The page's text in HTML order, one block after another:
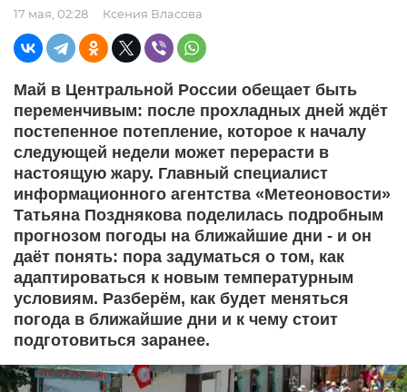
17 мая, 02:28 Ксения Власова
Май в Центральной России обещает быть
переменчивым: после прохладных дней ждёт
постепенное потепление, которое к началу
следующей недели может перерасти в
настоящую жару. Главный специалист
информационного агентства «Метеоновости»
Татьяна Позднякова поделилась подробным
прогнозом погоды на ближайшие дни - и он
даёт понять: пора задуматься о том, как
адаптироваться к новым температурным
условиям. Разберём, как будет меняться
погода в ближайшие дни и к чему стоит
подготовиться заранее.